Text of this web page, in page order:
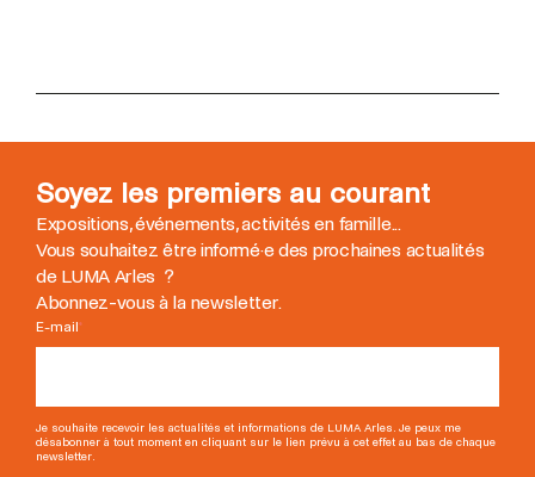
Soyez les premiers au courant
Expositions, événements, activités en famille...
Vous souhaitez être informé·e des prochaines actualités
de LUMA Arles ?
Abonnez-vous à la newsletter.
E-mail *
Je souhaite recevoir les actualités et informations de LUMA Arles. Je peux me
désabonner à tout moment en cliquant sur le lien prévu à cet effet au bas de chaque
newsletter.